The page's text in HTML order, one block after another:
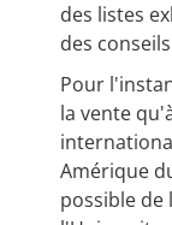
des listes
des
Pour
la vente
Amérique
possible